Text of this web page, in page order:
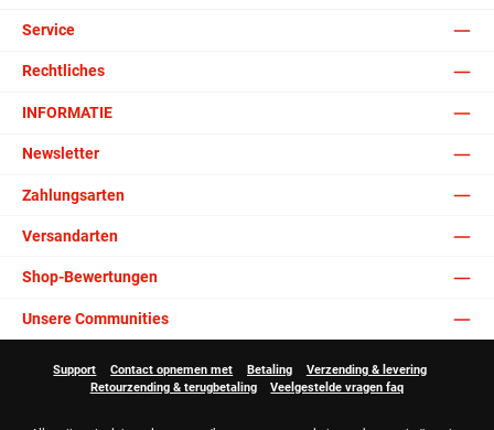
Service
Rechtliches
INFORMATIE
Newsletter
Zahlungsarten
Versandarten
Shop-Bewertungen
Unsere Communities
Support Contact opnemen met Betaling
Verzending & levering
Retourzending & terugbetaling
Veelgestelde vragen faq